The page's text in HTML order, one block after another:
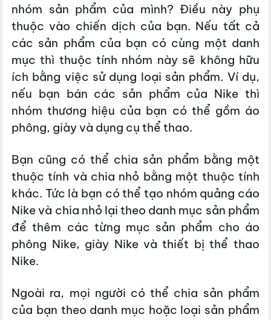
nhóm sản phẩm của mình? Điều này phụ
thuộc vào chiến dịch của bạn. Nếu tất cả
các sản phẩm của bạn có cùng một danh
mục thì thuộc tính nhóm này sẽ không hữu
ích bằng việc sử dụng loại sản phẩm. Ví dụ,
nếu bạn bán các sản phẩm của Nike thì
nhóm thương hiệu của bạn có thể gồm áo
phông, giày và dụng cụ thể thao.
Bạn cũng có thể chia sản phẩm bằng một
thuộc tính và chia nhỏ bằng một thuộc tính
khác. Tức là bạn có thể tạo nhóm quảng cáo
Nike và chia nhỏ lại theo danh mục sản phẩm
để thêm các từng mục sản phẩm cho áo
phông Nike, giày Nike và thiết bị thể thao
Nike.
Ngoài ra, mọi người có thể chia sản phẩm
của bạn theo danh mục hoặc loại sản phẩm